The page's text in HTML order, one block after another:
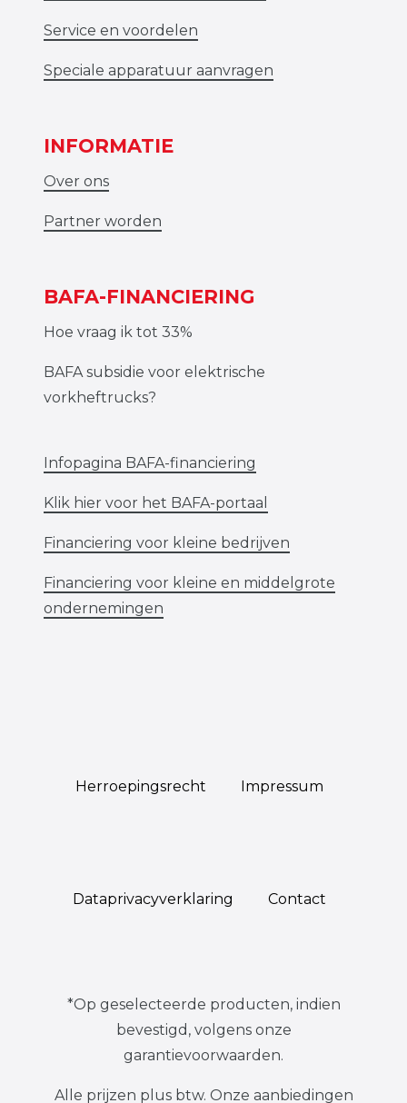
Service en voordelen
Speciale apparatuur aanvragen
INFORMATIE
Over ons
Partner worden
BAFA-FINANCIERING
Hoe vraag ik tot 33%
BAFA subsidie voor elektrische
vorkheftrucks?
Infopagina BAFA-financiering
Klik hier voor het BAFA-portaal
Financiering voor kleine bedrijven
Financiering voor kleine en middelgrote
ondernemingen
Herroepings­recht Impressum
Data­privacy­verklaring Contact
*Op geselecteerde producten, indien
bevestigd, volgens onze
garantievoorwaarden.
Alle prijzen plus btw. Onze aanbiedingen